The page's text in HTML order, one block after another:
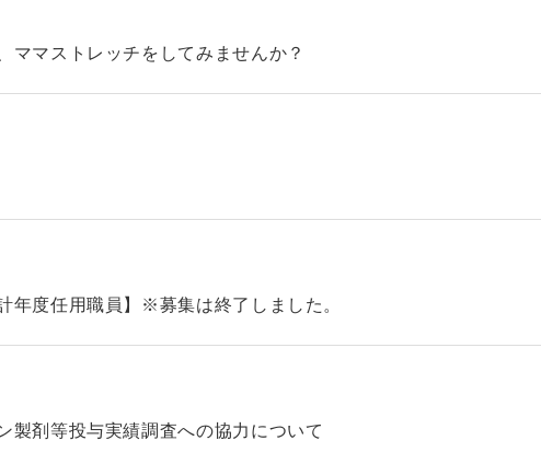
ママストレッチをしてみませんか？
年度任用職員】※募集は終了しました。
製剤等投与実績調査への協力について